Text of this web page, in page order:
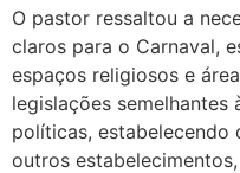
O pastor ressaltou a
claros para o Carnaval,
espaços religiosos e
legislações semelhantes
políticas, estabelecendo
outros